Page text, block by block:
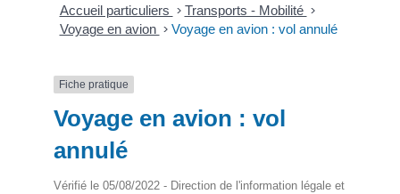
Accueil particuliers > Transports - Mobilité >
Voyage en avion > Voyage en avion : vol annulé
Fiche pratique
Voyage en avion : vol
annulé
Vérifié le 05/08/2022 - Direction de l'information légale et